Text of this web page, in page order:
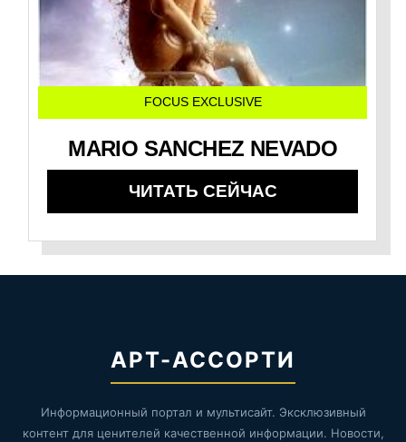
FOCUS EXCLUSIVE
MARIO SANCHEZ NEVADO
ЧИТАТЬ СЕЙЧАС
АРТ-АССОРТИ
Информационный портал и мультисайт. Эксклюзивный
контент для ценителей качественной информации. Новости,